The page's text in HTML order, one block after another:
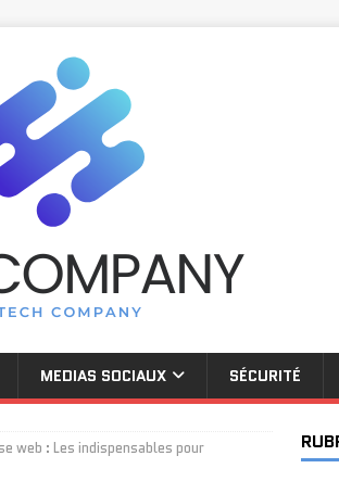
MEDIAS SOCIAUX SÉCURITÉ
web : Les indispensables pour